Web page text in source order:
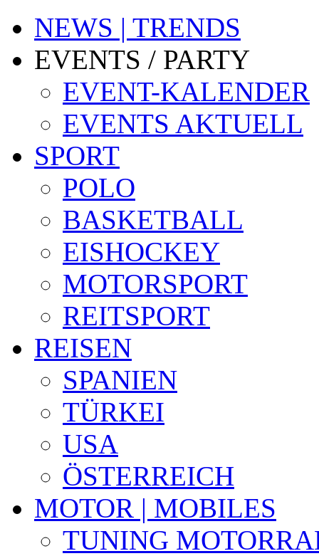
NEWS | TRENDS
EVENTS / PARTY
EVENT-KALENDER
EVENTS AKTUELL
SPORT
POLO
BASKETBALL
EISHOCKEY
MOTORSPORT
REITSPORT
REISEN
SPANIEN
TÜRKEI
USA
ÖSTERREICH
MOTOR | MOBILES
TUNING